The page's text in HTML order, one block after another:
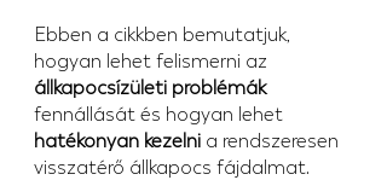
Ebben a cikkben bemutatjuk,
hogyan lehet felismerni az
állkapocsízületi problémák
fennállását és hogyan lehet
hatékonyan kezelni a rendszeresen
visszatérő állkapocs fájdalmat.